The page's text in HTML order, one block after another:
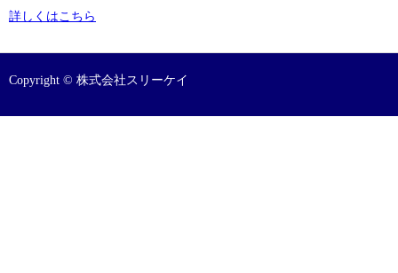
詳しくはこちら
Copyright © 株式会社スリーケイ